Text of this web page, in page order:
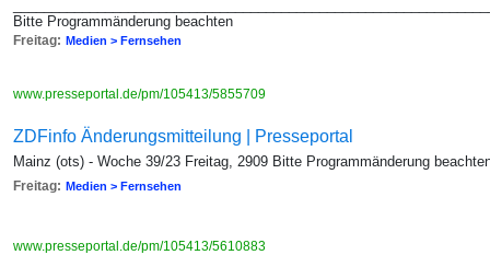
Bitte Programmänderung beachten
Freitag: Medien > Fernsehen
www.presseportal.de/pm/105413/5855709
ZDFinfo Änderungsmitteilung | Presseportal
Mainz (ots) - Woche 39/23 Freitag, 2909 Bitte Programmänderung
Freitag: Medien > Fernsehen
www.presseportal.de/pm/105413/5610883